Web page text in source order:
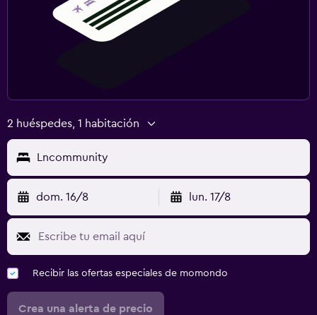
2 huéspedes, 1 habitación
Lncommunity
dom. 16/8 lun. 17/8
Recibir las ofertas especiales de momondo
Crea una alerta de precio